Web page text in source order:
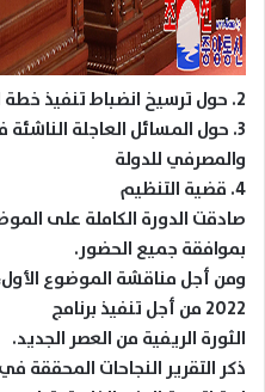
2. حول ترسيخ انضباط تنفيذ خطة الاقتصاد الوطني
3. حول المسائل العاجلة
والمصرفي للدولة
4. قضية التنظيم
صادقت الدورة الكاملة على
بموافقة جميع الحضور.
ومن أجل مناقشة الموضوع
2022 من أجل تنفيذ برنامج
الثورة الريفية من العصر الجديد.
ذكر التقرير النجاحات المحققة